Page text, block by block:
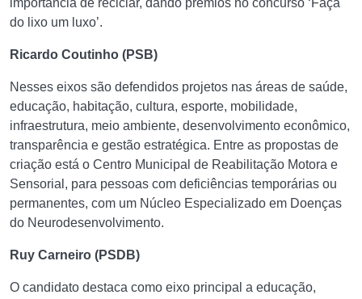
importância de reciclar, dando prêmios no concurso ‘Faça
do lixo um luxo’.
Ricardo Coutinho (PSB)
Nesses eixos são defendidos projetos nas áreas de saúde,
educação, habitação, cultura, esporte, mobilidade,
infraestrutura, meio ambiente, desenvolvimento econômico,
transparência e gestão estratégica. Entre as propostas de
criação está o Centro Municipal de Reabilitação Motora e
Sensorial, para pessoas com deficiências temporárias ou
permanentes, com um Núcleo Especializado em Doenças
do Neurodesenvolvimento.
Ruy Carneiro (PSDB)
O candidato destaca como eixo principal a educação,